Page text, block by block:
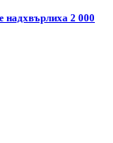
надхвърлиха 2 000